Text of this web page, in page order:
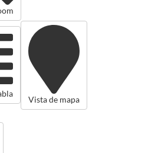
Vista de mapa